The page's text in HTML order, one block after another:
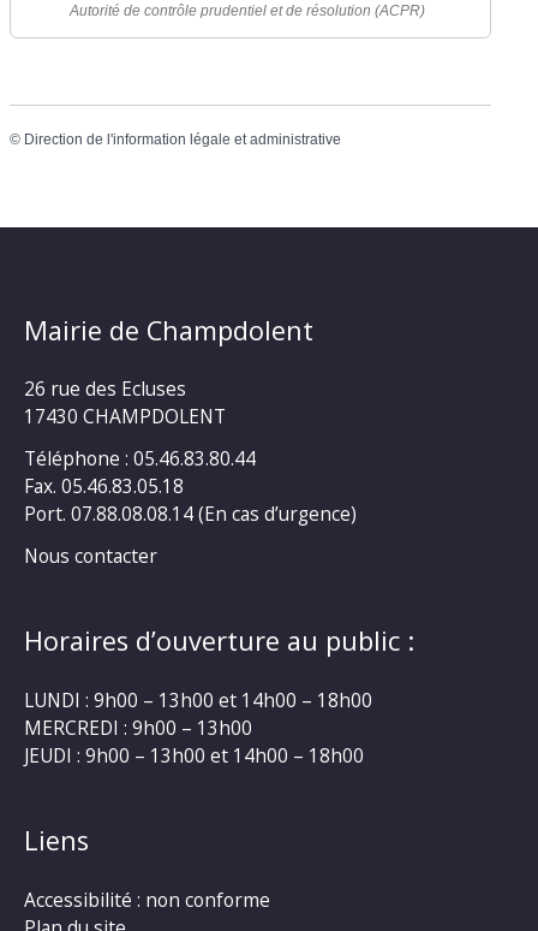
Autorité de contrôle prudentiel et de résolution (ACPR)
© Direction de l'information légale et administrative
Mairie de Champdolent
26 rue des Ecluses
17430 CHAMPDOLENT
Téléphone : 05.46.83.80.44
Fax. 05.46.83.05.18
Port. 07.88.08.08.14 (En cas d’urgence)
Nous contacter
Horaires d’ouverture au public :
LUNDI : 9h00 – 13h00 et 14h00 – 18h00
MERCREDI : 9h00 – 13h00
JEUDI : 9h00 – 13h00 et 14h00 – 18h00
Liens
Accessibilité : non conforme